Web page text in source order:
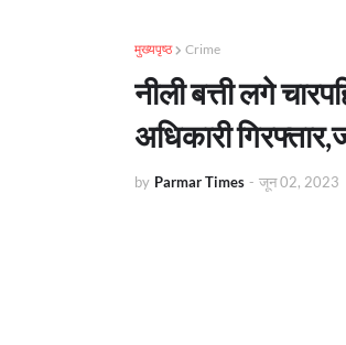
मुख्यपृष्ठ Crime
नीली बत्ती लगे
अधिकारी
by Parmar Times - जून 02, 2023